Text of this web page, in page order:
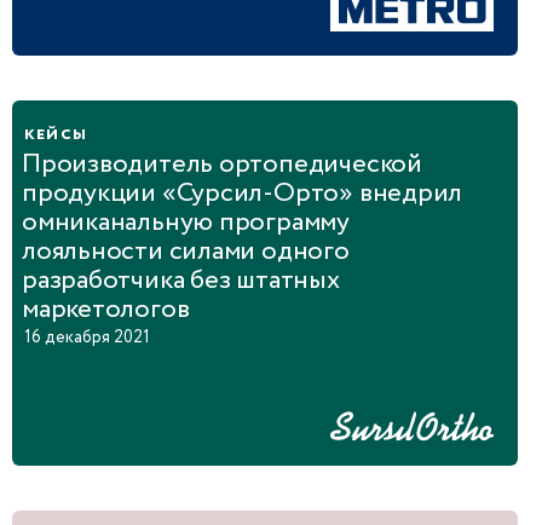
кейсы
Производитель ортопедической
продукции «Сурсил‑Орто» внедрил
омниканальную программу
лояльности силами одного
разработчика без штатных
маркетологов
16 декабря 2021